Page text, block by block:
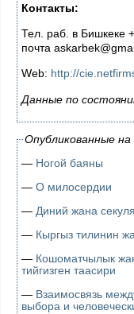
Контакты:
Тел. раб. в Бишкеке
почта
Web: http://
Данные по
Опубликованные
— Ногой баяны
— О милосердии
— Диний жана
— Кыргыз тилинин
— Кошоматчылык
тийгизген таасири
— Взаимосвязь
выбора и